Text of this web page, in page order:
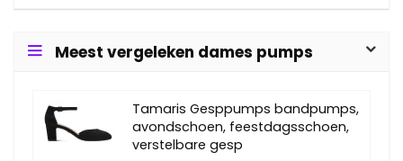
Meest vergeleken dames pumps
Tamaris Gesppumps bandpumps,
avondschoen, feestdagsschoen,
verstelbare gesp